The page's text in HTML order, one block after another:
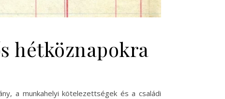
hétköznapokra
a munkahelyi kötelezettségek és a családi